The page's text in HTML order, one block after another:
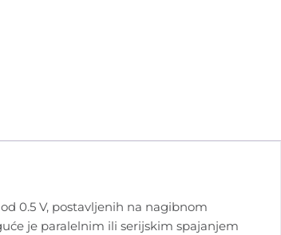
0.5 V, postavljenih na nagibnom
je paralelnim ili serijskim spajanjem